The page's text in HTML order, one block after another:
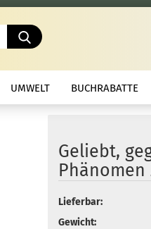
Bücher
Suche...
UMWELT BUCHRABATTE
Geliebt,
Lieferbar:
Gewicht: